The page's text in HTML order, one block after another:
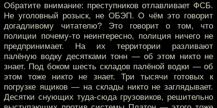
Обратите внимание: преступников отлавливает ФСБ.
Не уголовный розыск, не ОБЭП. О чём это говорит
догадливому читателю? Это говорит о том, что
полиции почему-то неинтересно, полиция ничего не
предпринимает. На их территории разливают
палёную водку десятками тонн — об этом никто не
знает. Под боком шесть складов палёной водки — об
этом тоже никто не знает. Три тысячи готовых к
погрузке ящиков — на склады никто не заглядывает.
Десятки снующих туда-сюда грузовиков, решительно